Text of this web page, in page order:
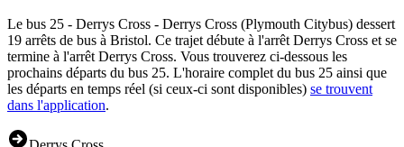
Le bus 25 - Derrys Cross - Derrys Cross (Plymouth Citybus) dessert
19 arrêts de bus à Bristol. Ce trajet débute à l'arrêt Derrys Cross et se
termine à l'arrêt Derrys Cross. Vous trouverez ci-dessous les
prochains départs du bus 25. L'horaire complet du bus 25 ainsi que
les départs en temps réel (si ceux-ci sont disponibles) se trouvent
dans l'application.